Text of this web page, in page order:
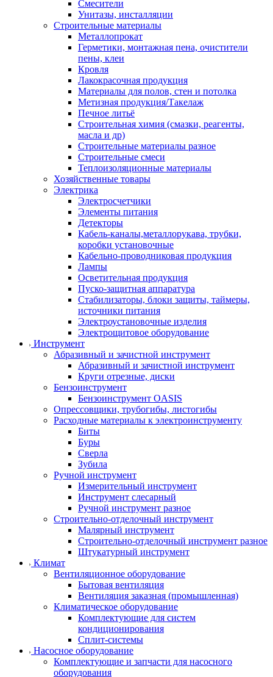
Смесители
Унитазы, инсталляции
Строительные материалы
Металлопрокат
Герметики, монтажная пена, очистители
пены, клеи
Кровля
Лакокрасочная продукция
Материалы для полов, стен и потолка
Метизная продукция/Такелаж
Печное литьё
Строительная химия (смазки, реагенты,
масла и др)
Строительные материалы разное
Строительные смеси
Теплоизоляционные материалы
Хозяйственные товары
Электрика
Электросчетчики
Элементы питания
Детекторы
Кабель-каналы,металлорукава, трубки,
коробки установочные
Кабельно-проводниковая продукция
Лампы
Осветительная продукция
Пуско-защитная аппаратура
Стабилизаторы, блоки защиты, таймеры,
источники питания
Электроустановочные изделия
Электрощитовое оборудование
Инструмент
Абразивный и зачистной инструмент
Абразивный и зачистной инструмент
Круги отрезные, диски
Бензоинструмент
Бензоинструмент OASIS
Опрессовщики, трубогибы, листогибы
Расходные материалы к электроинструменту
Биты
Буры
Сверла
Зубила
Ручной инструмент
Измерительный инструмент
Инструмент слесарный
Ручной инструмент разное
Строительно-отделочный инструмент
Малярный инструмент
Строительно-отделочный инструмент разное
Штукатурный инструмент
Климат
Вентиляционное оборудование
Бытовая вентиляция
Вентиляция заказная (промышленная)
Климатическое оборудование
Комплектующие для систем
кондиционирования
Сплит-системы
Насосное оборудование
Комплектующие и запчасти для насосного
оборудования